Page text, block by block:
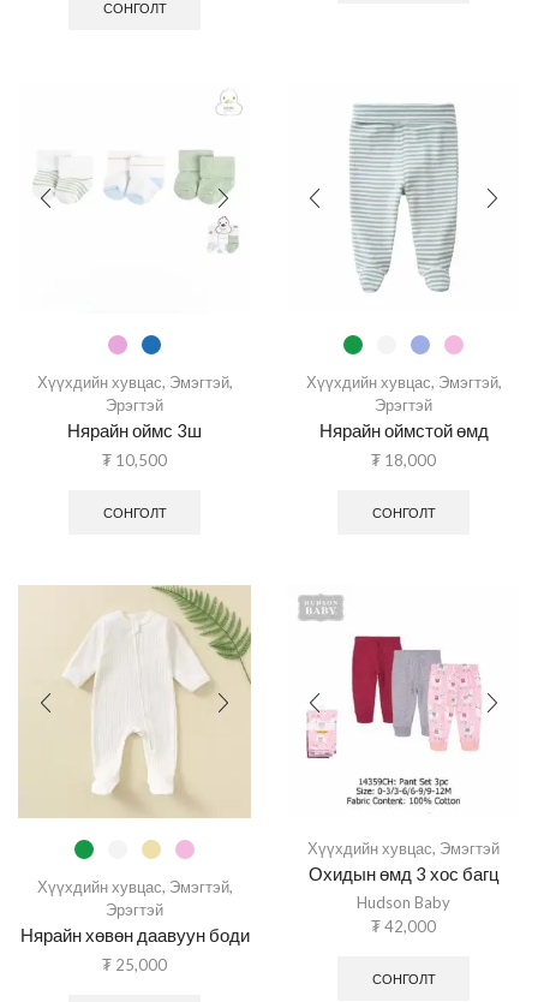
СОНГОЛТ
Хүүхдийн хувцас, Эмэгтэй,
Эрэгтэй
Нярайн оймс 3ш
₮ 10,500
СОНГОЛТ
Хүүхдийн хувцас, Эмэгтэй,
Эрэгтэй
Нярайн оймстой өмд
₮ 18,000
СОНГОЛТ
Хүүхдийн хувцас, Эмэгтэй,
Эрэгтэй
Нярайн хөвөн даавуун боди
₮ 25,000
Хүүхдийн хувцас, Эмэгтэй
Охидын өмд 3 хос багц
Hudson Baby
₮42,000
СОНГОЛТ